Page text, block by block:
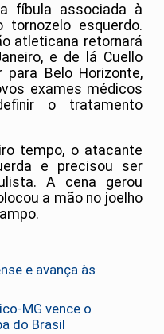
fíbula associada à
esquerdo.
atleticana retornará
e de lá Cuello
Belo Horizonte,
exames médicos
o tratamento
tempo, o atacante
e precisou ser
A cena gerou
a mão no joelho
e avança às
MG vence o
do Brasil